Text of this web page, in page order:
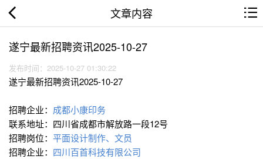
文章内容
遂宁最新招聘资讯2025-10-27
发布时间：2025-10-27 01:30:22
遂宁最新招聘资讯2025-10-27
招聘企业： 成都小康印务
联系地址：四川省成都市解放路一段12号
招聘岗位： 平面设计制作、文员
招聘企业： 四川百首科技有限公司